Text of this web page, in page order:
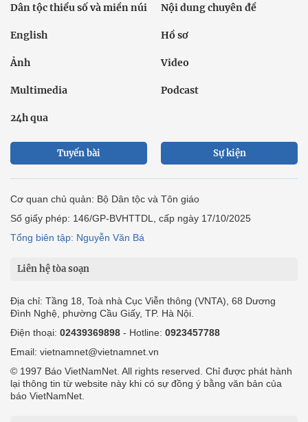
Dân tộc thiểu số và miền núi Nội dung chuyên đề
English Hồ sơ
Ảnh Video
Multimedia Podcast
24h qua
Tuyến bài Sự kiện
Cơ quan chủ quản: Bộ Dân tộc và Tôn giáo
Số giấy phép: 146/GP-BVHTTDL, cấp ngày 17/10/2025
Tổng biên tập: Nguyễn Văn Bá
Liên hệ tòa soạn
Địa chỉ: Tầng 18, Toà nhà Cục Viễn thông (VNTA), 68 Dương
Đình Nghệ, phường Cầu Giấy, TP. Hà Nội.
Điện thoại: 02439369898 - Hotline: 0923457788
Email: vietnamnet@vietnamnet.vn
© 1997 Báo VietNamNet. All rights reserved. Chỉ được phát hành
lại thông tin từ website này khi có sự đồng ý bằng văn bản của
báo VietNamNet.